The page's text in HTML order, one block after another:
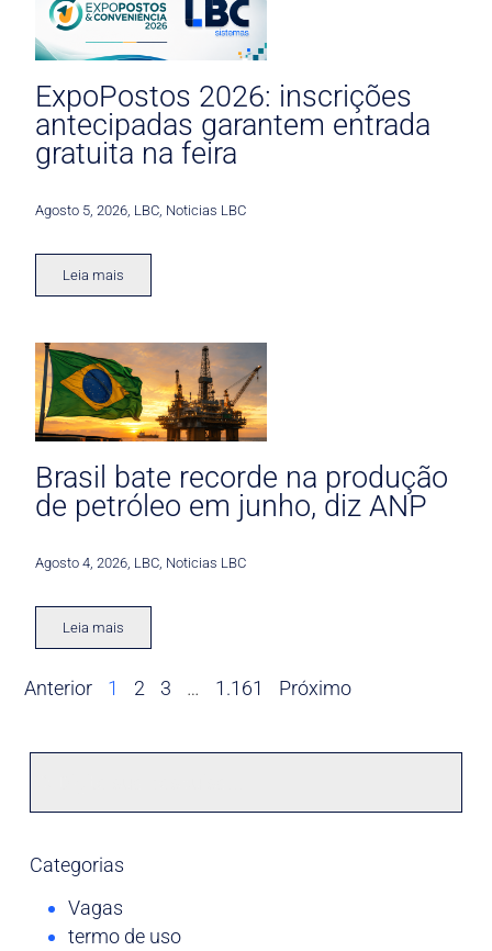
ExpoPostos 2026: inscrições
antecipadas garantem entrada
gratuita na feira
Agosto 5, 2026 LBC Noticias LBC
Leia mais
Brasil bate recorde na produção
de petróleo em junho, diz ANP
Agosto 4, 2026 LBC Noticias LBC
Leia mais
Anterior 1 2 3 … 1.161 Próximo
Categorias
Vagas
termo de uso